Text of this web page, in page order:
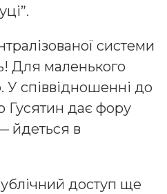
системи
Для маленького
У співвідношенні до
Гусятин дає фору
йдеться в
доступ ще